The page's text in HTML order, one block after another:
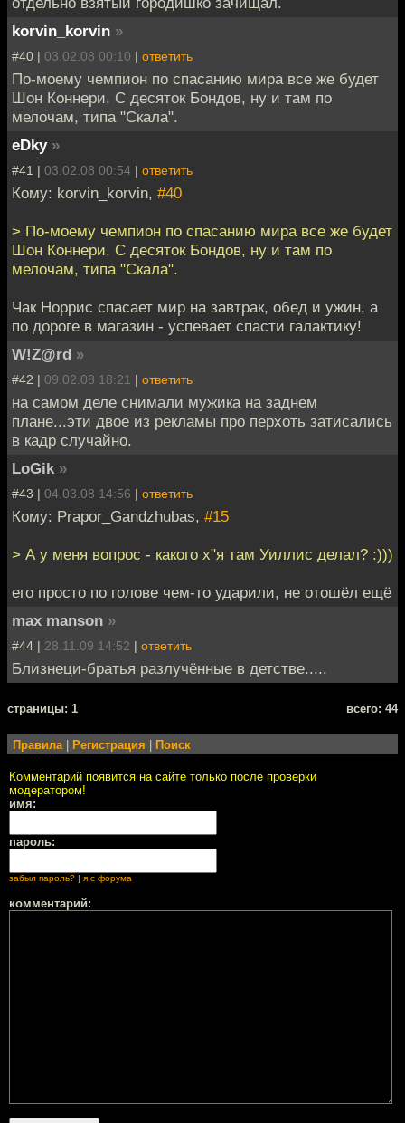
number (e.g.
"OMG!!!!11!!11oneones
ix").[11] The same
interrogative
punctuation (e.g.
"What are you talking
about??//"). Other
similar uses include
the § (section), ~
(tilde) and @ keys,
which are adjacent to
the (1) key on various
QWERTY keyboards;
in extreme cases the
exclamations may
simply end with a
string of garbage
characters (e.g.
"OMG!!!!!1!1!!!{`+{`+
korvin_korvin »
#40 | 03.02.08 00:10 | ответить
По-моему чемпион по спасанию мира все же будет
Шон Коннери. С десяток Бондов, ну и там по
мелочам, типа "Скала".
eDky »
#41 | 03.02.08 00:54 | ответить
Кому: korvin_korvin, #40
> По-моему чемпион по спасанию мира все же будет
Шон Коннери. С десяток Бондов, ну и там по
мелочам, типа "Скала".
Чак Норрис спасает мир на завтрак, обед и ужин, а
по дороге в магазин - успевает спасти галактику!
W!Z@rd »
#42 | 09.02.08 18:21 | ответить
на самом деле снимали мужика на заднем
плане...эти двое из рекламы про перхоть затисались
в кадр случайно.
LoGik »
#43 | 04.03.08 14:56 | ответить
Кому: Prapor_Gandzhubas, #15
> А у меня вопрос - какого х"я там Уиллис делал? :)))
его просто по голове чем-то ударили, не отошёл ещё
max manson »
#44 | 28.11.09 14:52 | ответить
Близнеци-братья разлучённые в детстве.....
cтраницы: 1 всего: 44
Правила| Регистрация Поиск
Комментарий появится на сайте только после проверки
модератором!
имя:
пароль:
забыл пароль? | я с форума
комментарий: